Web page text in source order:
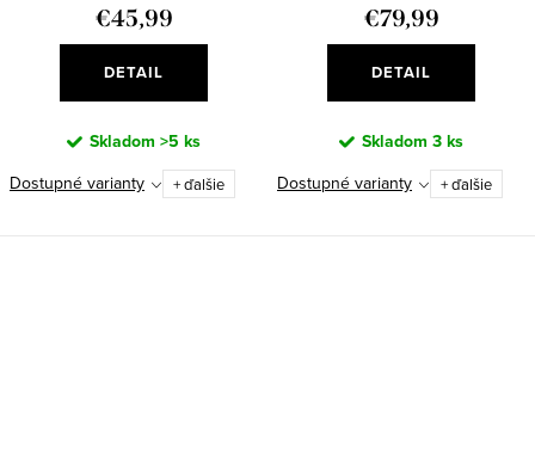
€45,99
DETAIL
Skladom >5 ks
Dostupné varianty
+ ďalšie
€79,99
DETAIL
Skladom 3 ks
Dostupné varianty
+ ďalšie